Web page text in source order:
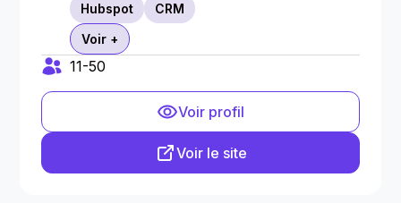
Hubspot
CRM
Voir +
11-50
Voir profil
Voir le site